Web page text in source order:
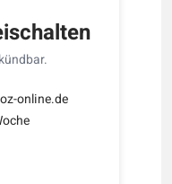
online.de